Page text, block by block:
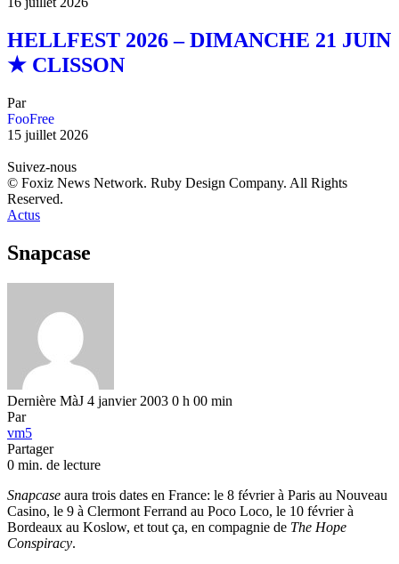
HELLFEST 2026 – DIMANCHE 21 JUIN
★ CLISSON
Par
FooFree
15 juillet 2026
Suivez-nous
© Foxiz News Network. Ruby Design Company. All Rights
Reserved.
Actus
Snapcase
Dernière MàJ 4 janvier 2003 0 h 00 min
Par
vm5
Partager
0 min. de lecture
Snapcase aura trois dates en France: le 8 février à Paris au Nouveau
Casino, le 9 à Clermont Ferrand au Poco Loco, le 10 février à
Bordeaux au Koslow, et tout ça, en compagnie de The Hope
Conspiracy.